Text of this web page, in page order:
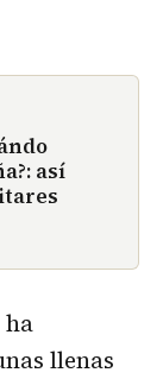
así
ha
llenas